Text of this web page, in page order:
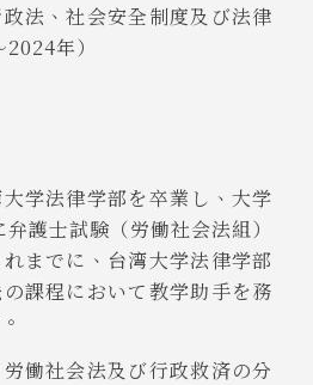
法、社会安全制度及び法律
年）
学法律学部を卒業し、大学
護士試験（労働社会法組）
までに、台湾大学法律学部
課程において教学助手を務
働社会法及び行政救済の分